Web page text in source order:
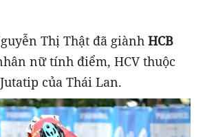
Thị Thật đã giành HCB
nữ tính điểm, HCV thuộc
của Thái Lan.